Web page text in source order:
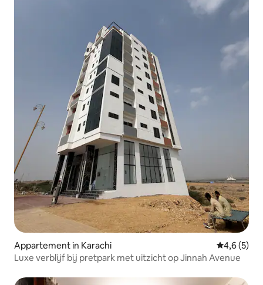
Appartement in Karachi
4,6 (5)
Luxe verblijf bij pretpark met uitzicht op Jinnah Avenue